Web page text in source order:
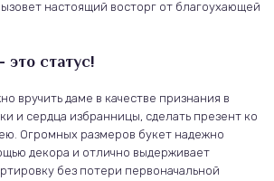
настоящий восторг от благоухающей
это статус!
вручить даме в качестве признания в
и сердца избранницы, сделать презент ко
Огромных размеров букет надежно
декора и отлично выдерживает
без потери первоначальной